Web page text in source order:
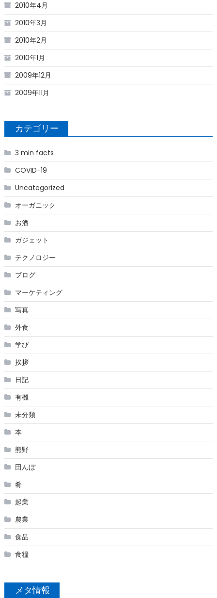
2010年4月
2010年3月
2010年2月
2010年1月
2009年12月
2009年11月
カテゴリー
3 min facts
COVID-19
Uncategorized
オーガニック
お酒
ガジェット
テクノロジー
ブログ
マーケティング
写真
外食
学び
挨拶
日記
有機
未分類
本
熊野
田んぼ
肴
起業
農業
食品
食糧
メタ情報